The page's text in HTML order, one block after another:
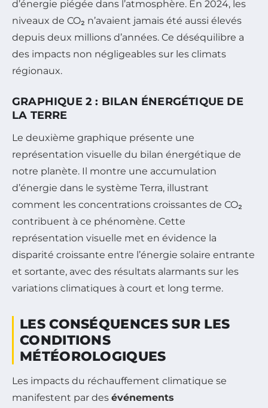
d’énergie piégée dans l’atmosphère. En 2024, les
niveaux de CO₂ n’avaient jamais été aussi élevés
depuis deux millions d’années. Ce déséquilibre a
des impacts non négligeables sur les climats
régionaux.
GRAPHIQUE 2 : BILAN ÉNERGÉTIQUE DE
LA TERRE
Le deuxième graphique présente une
représentation visuelle du bilan énergétique de
notre planète. Il montre une accumulation
d’énergie dans le système Terra, illustrant
comment les concentrations croissantes de CO₂
contribuent à ce phénomène. Cette
représentation visuelle met en évidence la
disparité croissante entre l’énergie solaire entrante
et sortante, avec des résultats alarmants sur les
variations climatiques à court et long terme.
LES CONSÉQUENCES SUR LES
CONDITIONS
MÉTÉOROLOGIQUES
Les impacts du réchauffement climatique se
manifestent par des événements